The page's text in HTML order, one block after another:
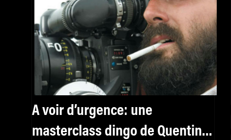
A voir d’urgence: une
masterclass dingo de Quentin